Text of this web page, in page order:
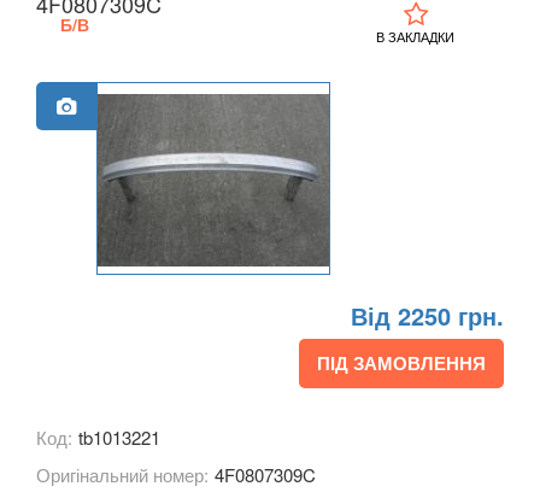
A3 III Cabrio (8V7)
A4 B6 (8E2, 8E5)
A4 B7 (8EC, 8ED)
A4 B8 (8K2, 8K5)
A4 B8 Allroad Quattro (8KH)
A5 I Sportback (8TA)
Б/В
Від 2250 грн.
ПІД ЗАМОВЛЕННЯ
В ЗАКЛАДКИ
Код: tb1013221
Оригінальний номер: 4F0807309C